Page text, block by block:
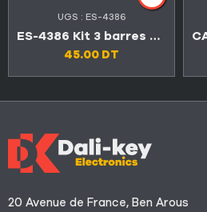
UGS : ES-4386
ES-4386 Kit 3 barres 8 LED 3V TV FALCON 32″ FL-32N67D
45.00 DT
20 Avenue de France, Ben Arous